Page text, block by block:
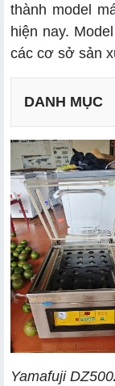
thành model
hiện nay.
các cơ sở sản
DANH MỤC
2.1. Công
2.2. Thiết
2.3. Động
2.4. Tốc
2.5. Bảng
2.6. Linh
Yamafuji